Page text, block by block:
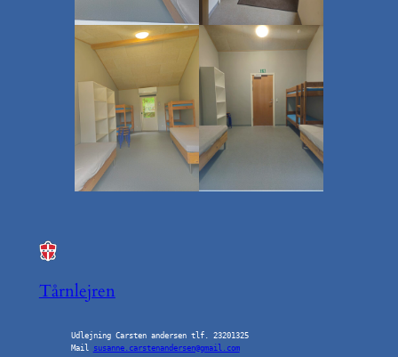
Tårnlejren
Udlejning Carsten andersen tlf. 23201325
Mail susanne.carstenandersen@gmail.com